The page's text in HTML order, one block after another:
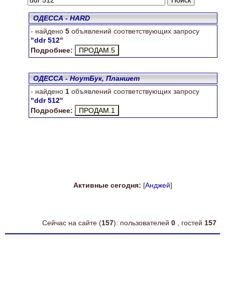
ОДЕССА - HARD
- найдено 5 объявлений соответствующих запросу
"ddr 512"
Подробнее:
ОДЕССА - НоутБук, Планшет
- найдено 1 объявлений соответствующих запросу
"ddr 512"
Подробнее:
Активные сегодня: [Анджей]
Сейчас на сайте (157): пользователей 0 , гостей 157